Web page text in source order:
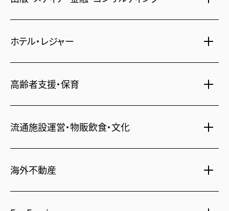
賃貸・売買物件情報
一括寮仲介
オフィス移転
不動産投資
住まい・暮らし情報
不動産オーナー様向け情報
人事・総務部向け不動産情報
コワーキングスペース
社宅代行
ビル管理
24時間コールセンター
書籍・コミック
住宅ローン
不動産信託
不動産投資信託(J-REIT)
人材派遣・紹介
ホテル・レジャー
シティ・リゾートホテル
札幌・京都・沖縄
ビジネスホテル
府中・葛西・西葛西
日光温泉・川治温泉
信州・戸倉上山田温泉
高齢者支援・保育
シニア総合窓口
流通施設運営・物販飲食・文化
和風レストラン
海外不動産